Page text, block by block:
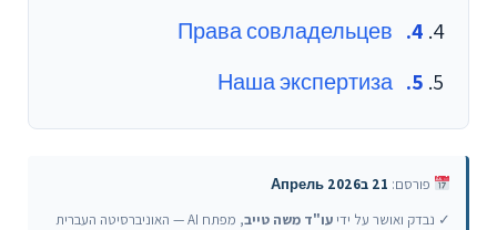
Права совладельцев
Наша экспертиза
פורסם: 21 בАпрель 2026
✓ נבדק ואושר על ידי עו"ד משה טייב, מפתח AI — האוניברסיטה העברית